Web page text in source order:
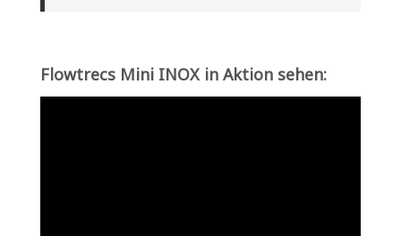
Flowtrecs Mini INOX in Aktion sehen: